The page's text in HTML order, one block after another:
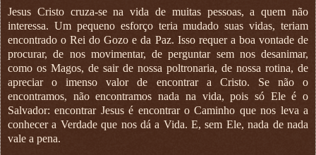
Jesus Cristo cruza-se na vida de muitas pessoas, a quem não
interessa. Um pequeno esforço teria mudado suas vidas, teriam
encontrado o Rei do Gozo e da Paz. Isso requer a boa vontade de
procurar, de nos movimentar, de perguntar sem nos desanimar,
como os Magos, de sair de nossa poltronaria, de nossa rotina, de
apreciar o imenso valor de encontrar a Cristo. Se não o
encontramos, não encontramos nada na vida, pois só Ele é o
Salvador: encontrar Jesus é encontrar o Caminho que nos leva a
conhecer a Verdade que nos dá a Vida. E, sem Ele, nada de nada
vale a pena.